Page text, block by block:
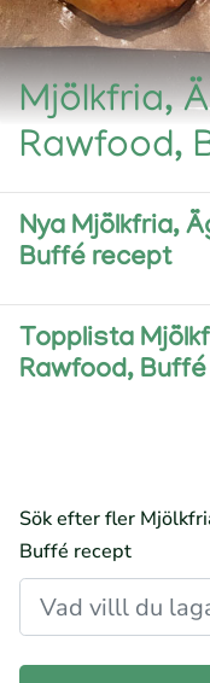
Mjölkfria,
Rawfood,
Nya Mjölkfria,
Buffé recept
Topplista
Rawfood,
Sök efter fler
Buffé recept